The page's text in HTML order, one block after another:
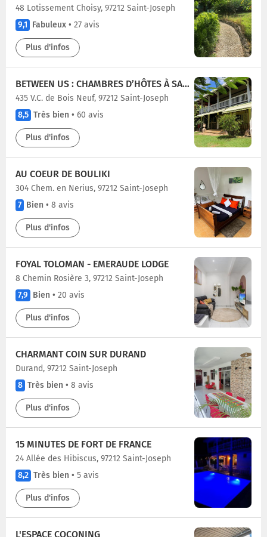
48 Lotissement Choisy, 97212 Saint-Joseph
9,1 Fabuleux • 27 avis
Plus d'infos
BETWEEN US : CHAMBRES D’HÔTES À SAINT JOSEPH
435 V.C. de Bois Neuf, 97212 Saint-Joseph
8,5 Très bien • 60 avis
Plus d'infos
AU COEUR DE BOULIKI
304 Chem. en Nerius, 97212 Saint-Joseph
7 Bien • 8 avis
Plus d'infos
FOYAL TOLOMAN - EMERAUDE LODGE
8 Chemin Rosière 3, 97212 Saint-Joseph
7,9 Bien • 20 avis
Plus d'infos
CHARMANT COIN SUR DURAND
Durand, 97212 Saint-Joseph
8 Très bien • 8 avis
Plus d'infos
15 MINUTES DE FORT DE FRANCE
24 Allée des Hibiscus, 97212 Saint-Joseph
8,2 Très bien • 5 avis
Plus d'infos
L'ESPACE COCONING